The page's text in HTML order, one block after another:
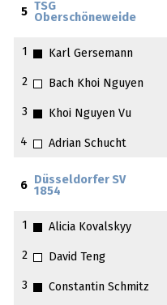
5
TSG
Oberschöneweide
1 Karl Gersemann
2
Bach Khoi Nguyen
3 Khoi Nguyen Vu
4
Adrian Schucht
6
Düsseldorfer SV
1854
1 Alicia Kovalskyy
2
David Teng
3 Constantin Schmitz